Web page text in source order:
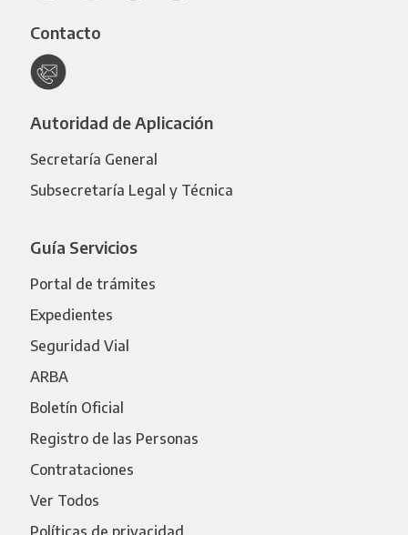
Contacto
Autoridad de Aplicación
Secretaría General
Subsecretaría Legal y Técnica
Guía Servicios
Portal de trámites
Expedientes
Seguridad Vial
ARBA
Boletín Oficial
Registro de las Personas
Contrataciones
Ver Todos
Políticas de privacidad